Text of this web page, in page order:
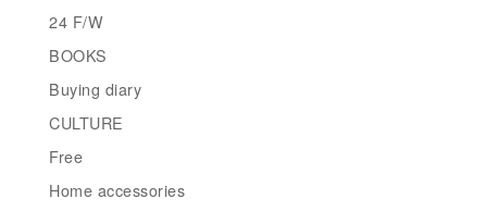
24 F/W
BOOKS
Buying diary
CULTURE
Free
Home accessories